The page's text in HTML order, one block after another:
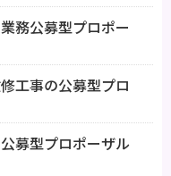
務公募型プロポー
工事の公募型プロ
募型プロポーザル